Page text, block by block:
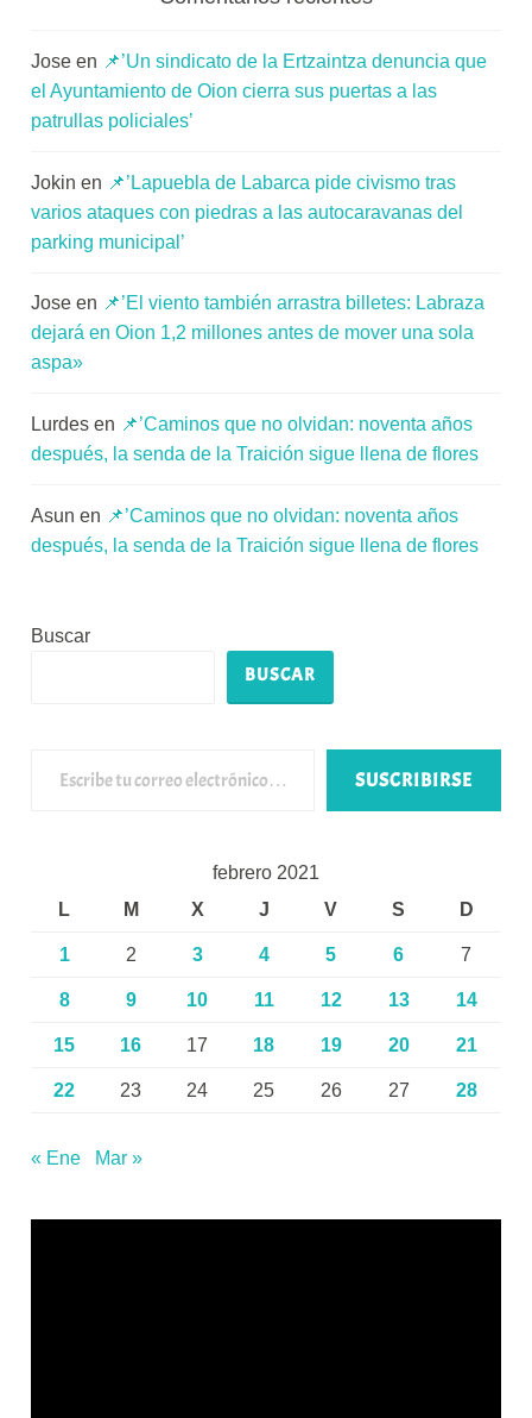
los
bienes
inmatriculados
la
iglesia
católica
Jose en 📌’Un sindicato de la Ertzaintza denuncia que
el Ayuntamiento de Oion cierra sus puertas a las
patrullas policiales’
Jokin en 📌’Lapuebla de Labarca pide civismo tras
varios ataques con piedras a las autocaravanas del
parking municipal’
Jose en 📌’El viento también arrastra billetes: Labraza
dejará en Oion 1,2 millones antes de mover una sola
aspa»
Lurdes en 📌’Caminos que no olvidan: noventa años
después, la senda de la Traición sigue llena de flores
Asun en 📌’Caminos que no olvidan: noventa años
después, la senda de la Traición sigue llena de flores
Buscar
BUSCAR
SUSCRIBIRSE
febrero 2021
L
M X J V S D
1 2 3 4 5 6 7
8 9 10 11 12 13 14
15 16 17 18 19 20 21
22 23 24 25 26 27 28
« Ene Mar »